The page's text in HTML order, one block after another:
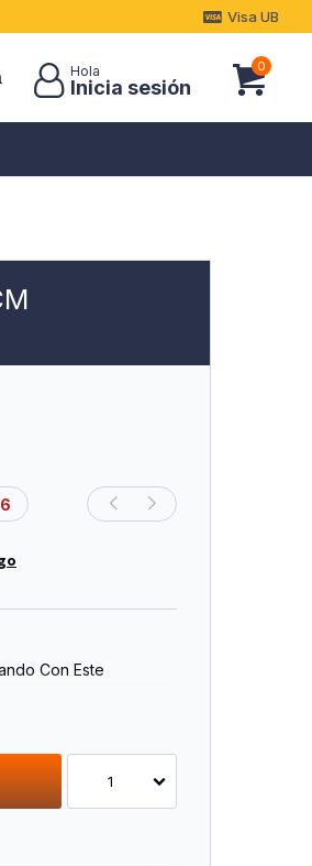
0
Visa UB
Con Este
1